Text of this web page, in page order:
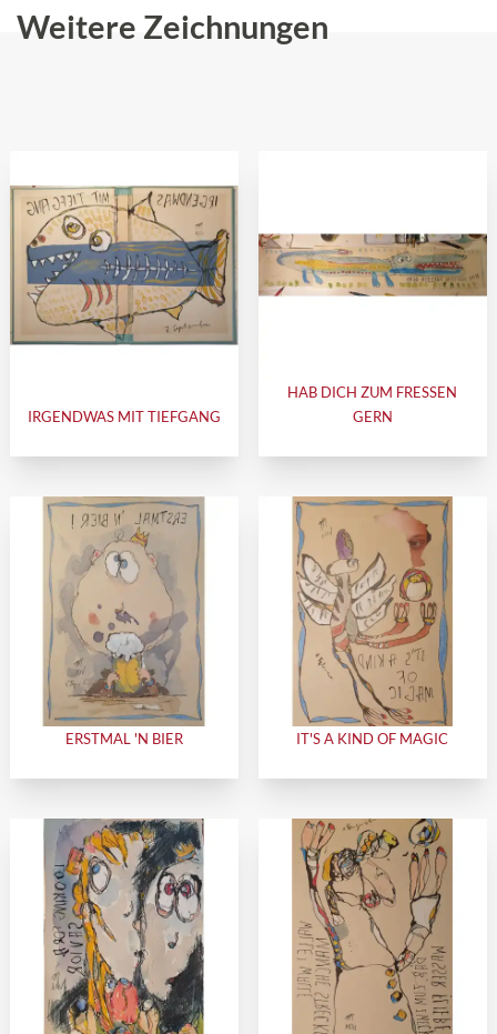
Weitere Zeichnungen
IRGENDWAS MIT TIEFGANG
HAB DICH ZUM FRESSEN
GERN
ERSTMAL 'N BIER IT'S A KIND OF MAGIC